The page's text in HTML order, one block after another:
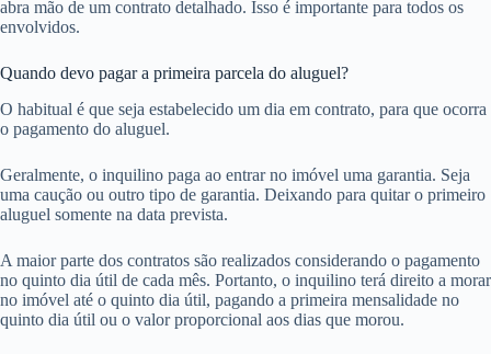
abra mão de um contrato detalhado. Isso é importante para todos os
envolvidos.
Quando devo pagar a primeira parcela do aluguel?
O habitual é que seja estabelecido um dia em contrato, para que ocorra
o pagamento do aluguel.
Geralmente, o inquilino paga ao entrar no imóvel uma garantia. Seja
uma caução ou outro tipo de garantia. Deixando para quitar o primeiro
aluguel somente na data prevista.
A maior parte dos contratos são realizados considerando o pagamento
no quinto dia útil de cada mês. Portanto, o inquilino terá direito a morar
no imóvel até o quinto dia útil, pagando a primeira mensalidade no
quinto dia útil ou o valor proporcional aos dias que morou.